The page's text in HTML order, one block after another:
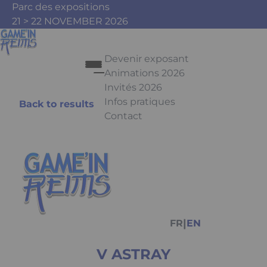
Skip to main content
Parc des expositions
21 > 22 NOVEMBER 2026
Devenir exposant
Animations 2026
Invités 2026
Infos pratiques
Contact
FR|EN
Back to results
V ASTRAY
Cookies management panel